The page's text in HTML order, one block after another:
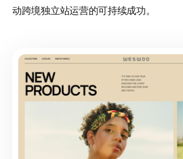
动跨境独立站运营的可持续成功。